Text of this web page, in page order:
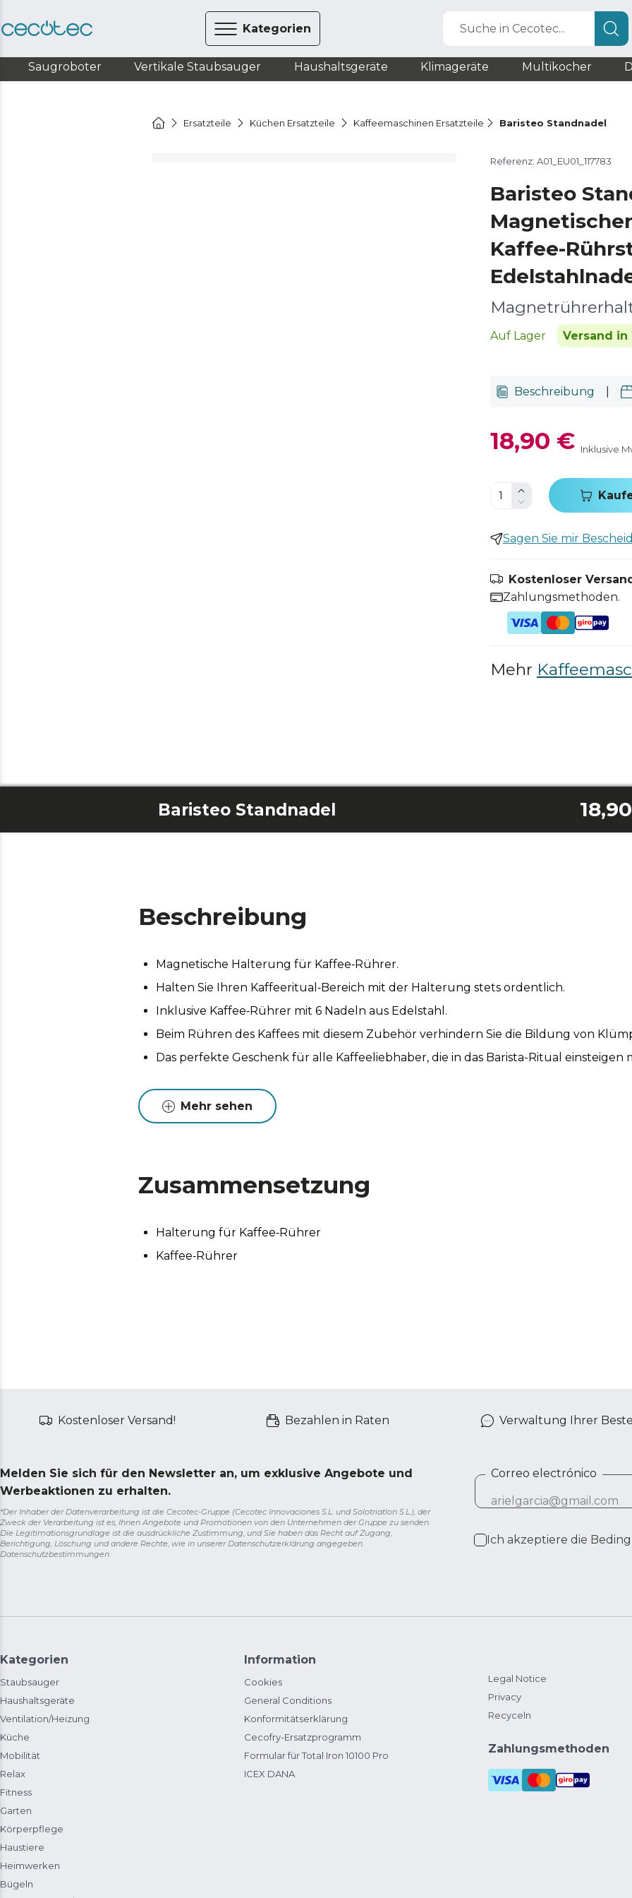
Kategorien Suche in Cecotec...
Saugroboter Vertikale Staubsauger Haushaltsgeräte Klimageräte Multikocher
Ersatzteile Küchen Ersatzteile Kaffeemaschinen Ersatzteile Baristeo Standnadel
Referenz: A01_EU01_117783
Baristeo
Kaffee-
Auf Lager Versand in
Beschreibung
18,90 € Inklusive
Sagen Sie mir
Kostenloser
Zahlungsmethoden.
Mehr
Baristeo Standnadel
Beschreibung
Magnetische Halterung für Kaffee‑Rührer.
Halten Sie Ihren Kaffeeritual‑Bereich mit der Halterung stets ordentlich.
Inklusive Kaffee‑Rührer mit 6 Nadeln aus Edelstahl.
Beim Rühren des Kaffees mit diesem Zubehör verhindern Sie die Bildung von
Das perfekte Geschenk für alle Kaffeeliebhaber, die in das Barista-Ritual einsteigen
Mehr sehen
Zusammensetzung
Halterung für Kaffee‑Rührer
Kaffee‑Rührer
Kostenloser Versand! Bezahlen in Raten Verwaltung Ihrer
Melden Sie sich für den Newsletter an, um exklusive Angebote und
Werbeaktionen zu erhalten.
*Der Inhaber der Datenverarbeitung ist die Cecotec-Gruppe (Cecotec Innovaciones S.L. und Solotriatlon S.L.), der
Zweck der Verarbeitung ist es, Ihnen Angebote und Promotionen von den Unternehmen der Gruppe zu senden.
Die Legitimationsgrundlage ist die ausdrückliche Zustimmung, und Sie haben das Recht auf Zugang,
Berichtigung, Löschung und andere Rechte, wie in unserer Datenschutzerklärung angegeben.
Datenschutzbestimmungen
Correo electrónico
Ich akzeptiere die
Kategorien
Staubsauger
Haushaltsgeräte
Ventilation/Heizung
Küche
Mobilität
Relax
Fitness
Garten
Körperpflege
Haustiere
Heimwerken
Bügeln
Information
Cookies
General Conditions
Konformitätserklärung
Cecofry-Ersatzprogramm
Formular für Total Iron 10100 Pro
ICEX DANA
Legal Notice
Privacy
Recyceln
Zahlungsmethoden